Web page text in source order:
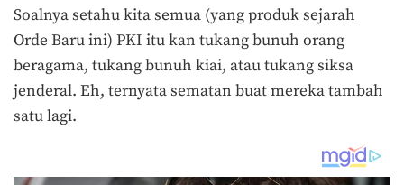
Soalnya setahu kita semua (yang produk sejarah
Orde Baru ini) PKI itu kan tukang bunuh orang
beragama, tukang bunuh kiai, atau tukang siksa
jenderal. Eh, ternyata sematan buat mereka tambah
satu lagi.